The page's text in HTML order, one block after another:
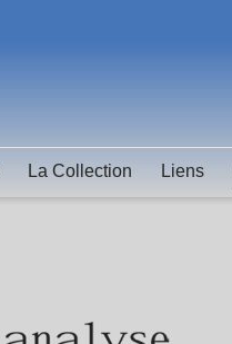
La Collection Liens